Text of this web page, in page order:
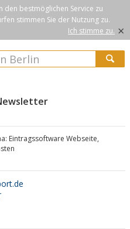
den bestmöglichen Service zu
stimmen Sie der Nutzung zu.
Ich stimme zu. ×
Eintragssoftware Webseite,